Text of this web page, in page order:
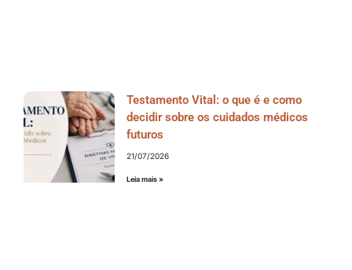
Testamento Vital: o que é e como
decidir sobre os cuidados médicos
futuros
21/07/2026
Leia mais »